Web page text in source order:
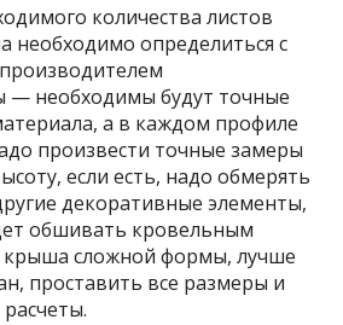
количества листов
необходимо определиться с
— необходимы будут точные
а в каждом профиле
произвести точные замеры
если есть, надо обмерять
декоративные элементы,
обшивать кровельным
крыша сложной формы, лучше
проставить все размеры и